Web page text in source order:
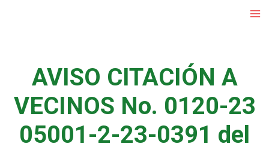
AVISO CITACIÓN A
VECINOS No. 0120-23
05001-2-23-0391 del